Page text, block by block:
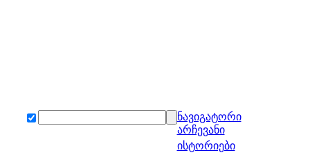
ნავიგატორი
არჩევანი
ისტორიები